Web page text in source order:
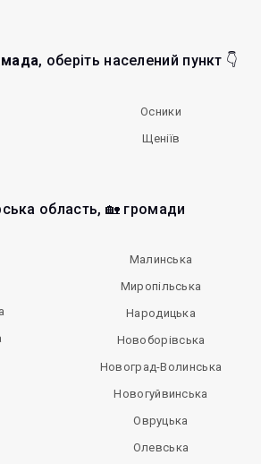
, оберіть населений пункт 👇
Осники
Щеніїв
область, 🏡 громади
Малинська
Миропільська
Народицька
Новоборівська
Новоград-Волинська
Новогуйвинська
Овруцька
Олевська